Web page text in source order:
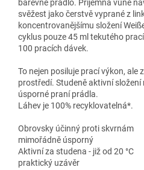
barevné prádlo. Příjemná vůně
svěžest jako čerstvě vyprané z
koncentrovanějšímu složení
cyklus pouze 45 ml tekutého
100 pracích dávek.
To nejen posiluje prací výkon, ale
prostředí. Studeně aktivní
úsporné praní prádla.
Láhev je 100% recyklovatelná*.
Obrovsky účinný proti skvrnám
mimořádně úsporný
Aktivní za studena - již od 20 °C
praktický uzávěr